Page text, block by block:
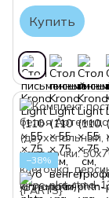
Купить
−38%